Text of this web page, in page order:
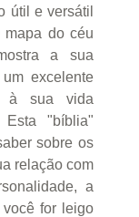
útil e versátil
mapa do céu
a sua
excelente
à sua vida
Esta "bíblia"
sobre os
relação com
a
for leigo